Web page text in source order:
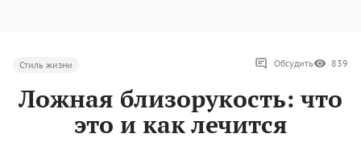
Стиль жизни Обсудить 839
Ложная близорукость: что
это и как лечится